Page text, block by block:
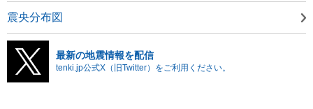
震央分布図
最新の地震情報を配信
tenki.jp公式X（旧Twitter）をご利用ください。